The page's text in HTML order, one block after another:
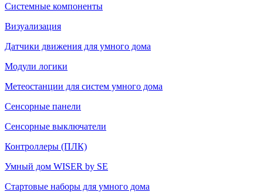
Системные компоненты
Визуализация
Датчики движения для умного дома
Модули логики
Метеостанции для систем умного дома
Сенсорные панели
Сенсорные выключатели
Контроллеры (ПЛК)
Умный дом WISER by SE
Стартовые наборы для умного дома